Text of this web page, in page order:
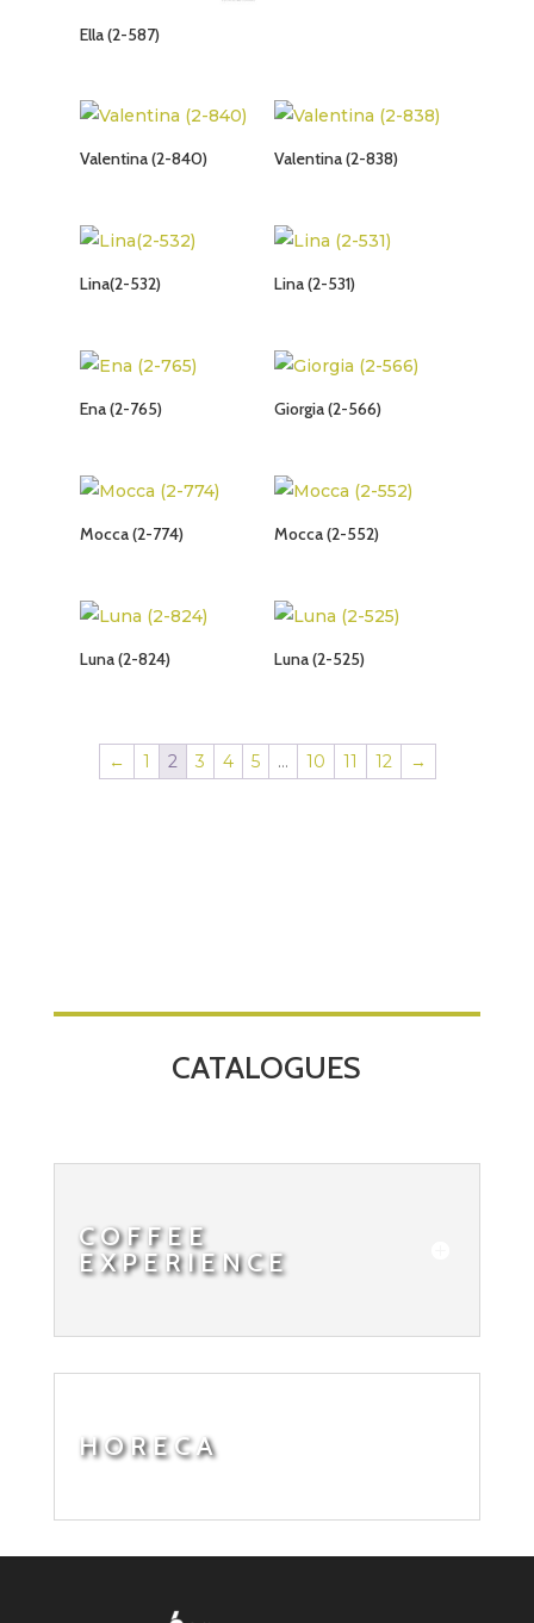
Ella (2-587)
Valentina (2-840) Valentina (2-838)
Lina(2-532) Lina (2-531)
Ena (2-765) Giorgia (2-566)
Mocca (2-774) Mocca (2-552)
Luna (2-824) Luna (2-525)
← 1 2 3 4 5 … 10 11 12 →
CATALOGUES
COFFEE
EXPERIENCE
HORECA